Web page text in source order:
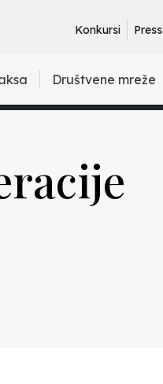
Konkursi Press
Društvene mreže